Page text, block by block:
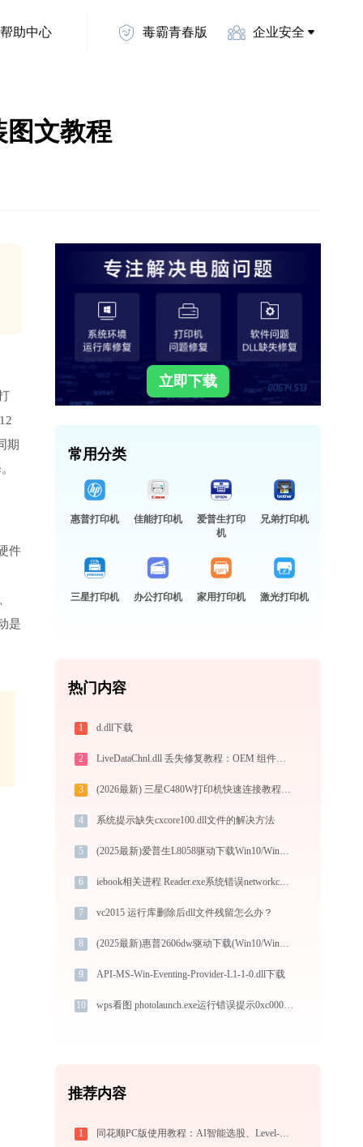
帮助中心 毒霸青春版 企业安全
图文教程
期
件
是
立即下载
常用分类
惠普打印机 佳能打印机
爱普生打印
机
兄弟打印机
三星打印机 办公打印机 家用打印机 激光打印机
热门内容
1 d.dll下载
2 LiveDataChnl.dll 丢失修复教程：OEM 组件数据链路故障深度诊断 - 技术专栏
3 (2026最新) 三星C480W打印机快速连接教程-金山毒霸
4 系统提示缺失cxcore100.dll文件的解决方法
5 (2025最新)爱普生L8058驱动下载Win10/Win11官方安装图文教程
6 iebook相关进程 Reader.exe系统错误networkcore.dll丢失如何解决
7 vc2015 运行库删除后dll文件残留怎么办？
8 (2025最新)惠普2606dw驱动下载(Win10/Win11) 官方安装教程
9 API-MS-Win-Eventing-Provider-L1-1-0.dll下载
10 wps看图 photolaunch.exe运行错误提示0xc000009d的解决办法
推荐内容
1 同花顺PC版使用教程：AI智能选股、Level-2行情与极速交易一站式炒股指南